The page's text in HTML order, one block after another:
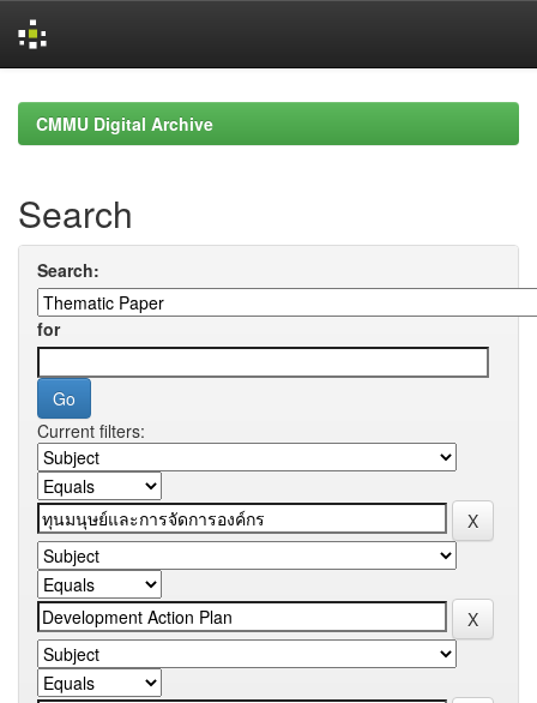
navigationCMMU Digital Archive
Search
Search:
for
Current filters: